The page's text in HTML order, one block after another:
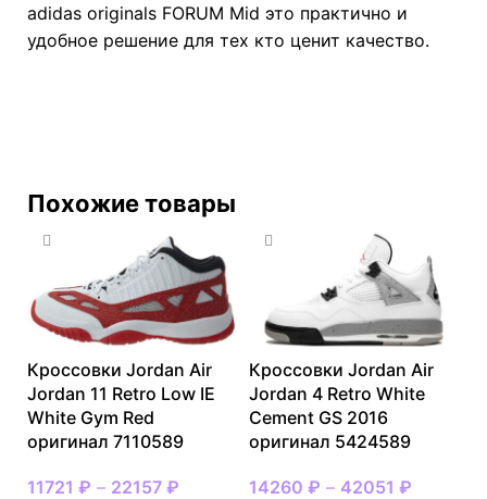
adidas originals FORUM Mid это практично и
удобное решение для тех кто ценит качество.
Похожие товары
Кроссовки Jordan Air
Jordan 11 Retro Low IE
White Gym Red
оригинал 7110589
11721 ₽ – 22157 ₽
Кроссовки Jordan Air
Jordan 4 Retro White
Cement GS 2016
оригинал 5424589
14260 ₽ – 42051 ₽